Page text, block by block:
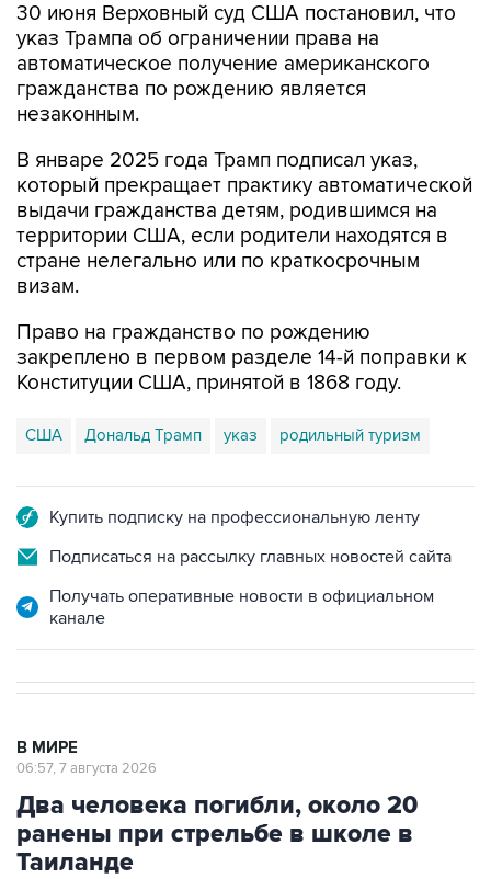
30 июня Верховный суд США постановил, что
указ Трампа об ограничении права на
автоматическое получение американского
гражданства по рождению является
незаконным.
В январе 2025 года Трамп подписал указ,
который прекращает практику автоматической
выдачи гражданства детям, родившимся на
территории США, если родители находятся в
стране нелегально или по краткосрочным
визам.
Право на гражданство по рождению
закреплено в первом разделе 14-й поправки к
Конституции США, принятой в 1868 году.
США Дональд Трамп указ родильный туризм
Купить подписку на профессиональную ленту
Подписаться на рассылку главных новостей сайта
Получать оперативные новости в официальном
канале
В МИРЕ
06:57, 7 августа 2026
Два человека погибли, около 20
ранены при стрельбе в школе в
Таиланде